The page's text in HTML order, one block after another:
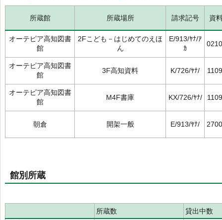
所蔵館 所蔵場所 請求記号 資
オーテピア高知図書
館
2Fこども－はじめてのえほ
ん
E/913/ﾔﾅ/ｱ
ｶ
オーテピア高知図書
館
3F高知資料 K/726/ﾔﾅ/
オーテピア高知図書
館
M4F書庫 KX/726/ﾔﾅ/
朝倉 開架一般 E/913/ﾔﾅ/
館別所蔵
所蔵数
貸出中数